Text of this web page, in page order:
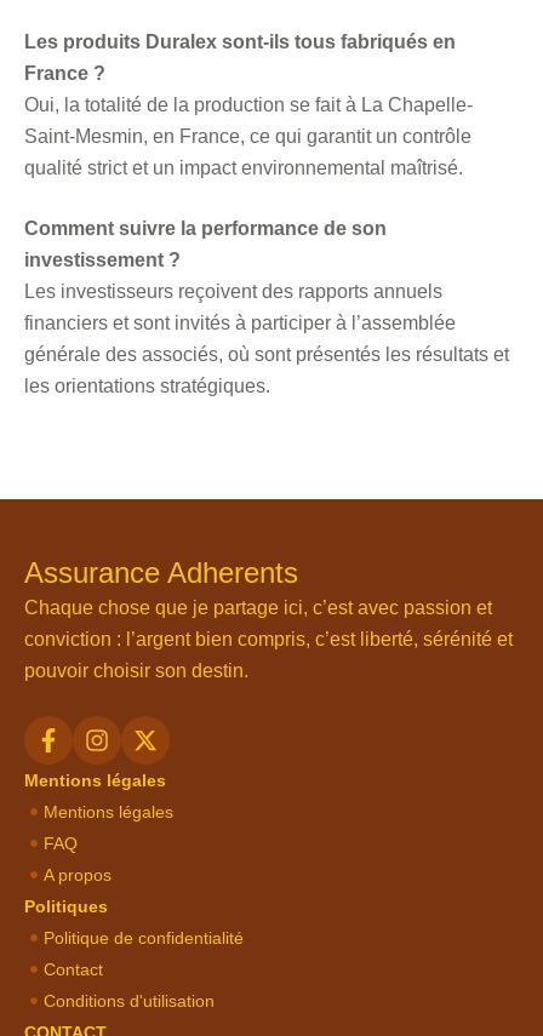
Les produits Duralex sont-ils tous fabriqués en
France ?
Oui, la totalité de la production se fait à La Chapelle-
Saint-Mesmin, en France, ce qui garantit un contrôle
qualité strict et un impact environnemental maîtrisé.
Comment suivre la performance de son
investissement ?
Les investisseurs reçoivent des rapports annuels
financiers et sont invités à participer à l’assemblée
générale des associés, où sont présentés les résultats et
les orientations stratégiques.
Assurance Adherents
Chaque chose que je partage ici, c’est avec passion et
conviction : l’argent bien compris, c’est liberté, sérénité et
pouvoir choisir son destin.
Mentions légales
Mentions légales
FAQ
A propos
Politiques
Politique de confidentialité
Contact
Conditions d'utilisation